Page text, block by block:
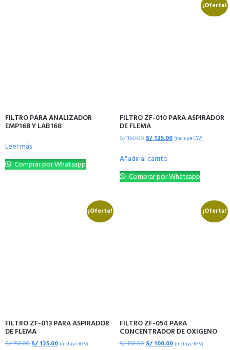
FILTRO PARA ANALIZADOR
EMP168 Y LAB168
Leer más
Comprar por Whatsapp
¡Oferta!
FILTRO ZF-010 PARA ASPIRADOR
DE FLEMA
S/150.00S/125.00 (incluye IGV)
Añadir al carrito
Comprar por Whatsapp
¡Oferta!
FILTRO ZF-013 PARA ASPIRADOR
DE FLEMA
S/150.00S/125.00 (incluye IGV)
¡Oferta!
FILTRO ZF-054 PARA
CONCENTRADOR DE OXIGENO
S/150.00S/100.00 (incluye IGV)